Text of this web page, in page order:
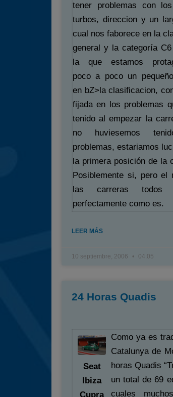
tener problemas con
turbos, direccion y un
cual nos faborece en la
general y la categoría
la que estamos
poco a poco un
en bZ>la clasificacion,
fijada en los problemas
tenido al empezar la
no huviesemos
problemas, estariamos
la primera posición de la
Posiblemente si, pero el
las carreras todos
perfectamente como es.
LEER MÁS
10 septiembre, 2006 04:05
24 Horas Quadis
Seat
Ibiza
Cupra
Como ya es
Catalunya de
horas Quadis
un total de 69
cuales